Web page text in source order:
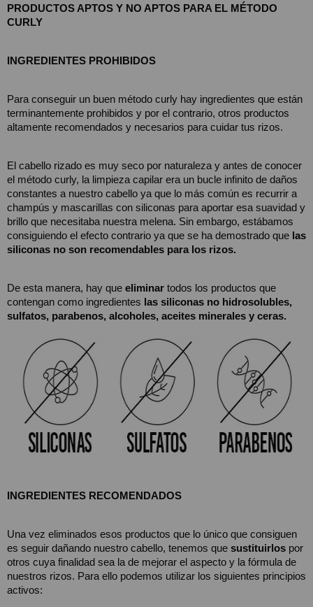
PRODUCTOS APTOS Y NO APTOS PARA EL MÉTODO
CURLY
INGREDIENTES PROHIBIDOS
Para conseguir un buen método curly hay ingredientes que están
terminantemente prohibidos y por el contrario, otros productos
altamente recomendados y necesarios para cuidar tus rizos.
El cabello rizado es muy seco por naturaleza y antes de conocer
el método curly, la limpieza capilar era un bucle infinito de daños
constantes a nuestro cabello ya que lo más común es recurrir a
champús y mascarillas con siliconas para aportar esa suavidad y
brillo que necesitaba nuestra melena. Sin embargo, estábamos
consiguiendo el efecto contrario ya que se ha demostrado que las
siliconas no son recomendables para los rizos.
De esta manera, hay que eliminar todos los productos que
contengan como ingredientes las siliconas no hidrosolubles,
sulfatos, parabenos, alcoholes, aceites minerales y ceras.
INGREDIENTES RECOMENDADOS
Una vez eliminados esos productos que lo único que consiguen
es seguir dañando nuestro cabello, tenemos que sustituirlos por
otros cuya finalidad sea la de mejorar el aspecto y la fórmula de
nuestros rizos. Para ello podemos utilizar los siguientes principios
activos: